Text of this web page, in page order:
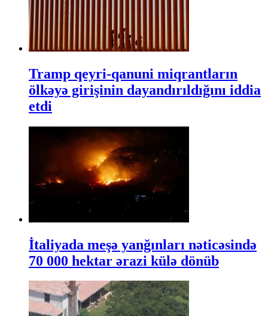
Tramp qeyri-qanuni miqrantların
ölkəyə girişinin dayandırıldığını iddia
etdi
İtaliyada meşə yanğınları nəticəsində
70 000 hektar ərazi külə dönüb